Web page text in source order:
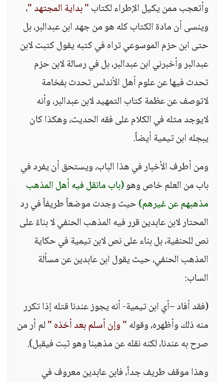
وأتعجب ممن يكيل الإطراء لكتاب" بداية المجتهد "،
وينسى أن مادة الكتاب كله هو من جهد ابن عبدالبر، بل
حتى ابن حزم الموسوعي تراه في كتبه يقول كتبت لابن
عبدالبر وأخبرني ابن عبدالبر، بل في رسالة لابن حزم
تحدث فيها عن علوم أهل الأندلس تحدث بفخامة
لاتوصف عن عظمة كتاب التمهيد لابن عبدالبر، وأنه
لايوجد مثله في الكلام على فقه الحديث، وهكذا كان
يبجله ابن تيمية أيضاً.
ومن أطرف الأخبار في هذا الباب، ويستحق أن يفرد في
باب من العلم خاص وهو(باب مانقل فيه أهل المذهب
مذهبهم عن غيرهم)حيث وجدت موضعاً طريفاً في رد
المحتار لابن عابدين قرر فيه المذهب الحنفي لا بناءً على
نص للحنفية، بل بناء على نص لابن تيمية في حكاية
المذهب الحنفي، حيث يقول ابن عابدين عن مسألة
الساب:
(فقد أفاد –أي ابن تيمية- أنه يجوز عندنا قتله إذا تكرر
منه ذلك وأظهره، وقوله" وإن أسلم بعد أخذه "لم أر من
صرح به عندنا، لكنه نقله عن مذهبنا وهو ثبت فيقبل).
وهذا موقف طريف جداً، فابن عابدين معروف في